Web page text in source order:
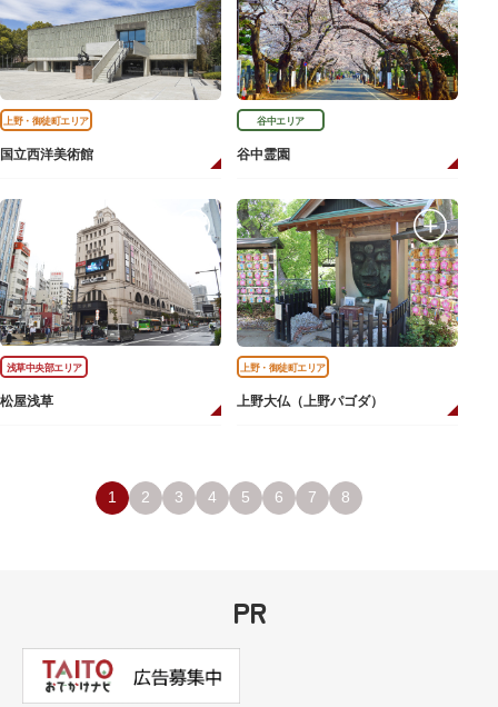
上野・御徒町エリア
国立西洋美術館
谷中エリア
谷中霊園
浅草中央部エリア
松屋浅草
上野・御徒町エリア
上野大仏（上野パゴダ）
1 2 3 4 5 6 7 8
PR